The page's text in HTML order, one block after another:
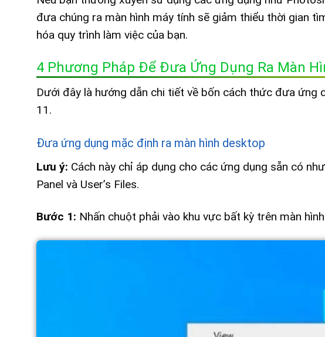
đưa chúng ra màn hình máy tính sẽ giảm thiểu thời gian
hóa quy trình làm việc của bạn.
4 Phương Pháp Để Đưa Ứng Dụng Ra Màn
Dưới đây là hướng dẫn chi tiết về bốn cách thức đưa ứng
11.
Đưa ứng dụng mặc định ra màn hình desktop
Lưu ý: Cách này chỉ áp dụng cho các ứng dụng sẵn có
Panel và User’s Files.
Bước 1: Nhấn chuột phải vào khu vực bất kỳ trên màn